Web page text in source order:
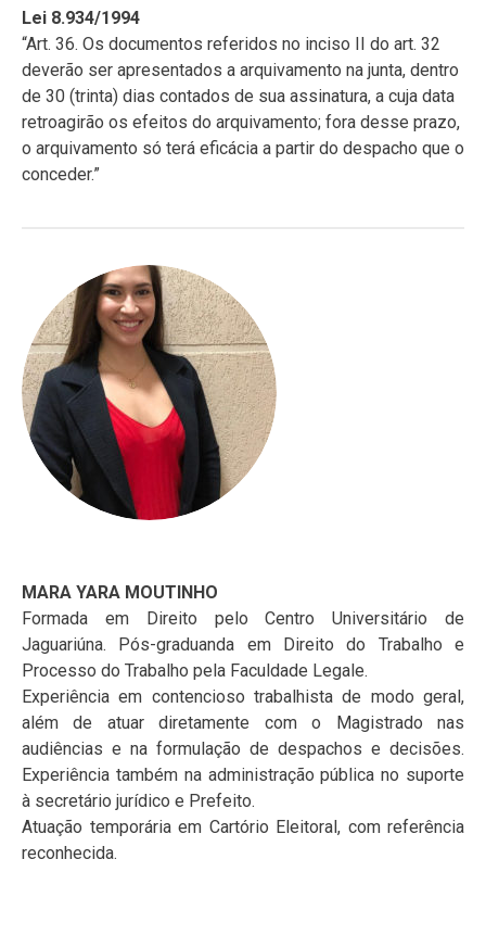
Lei 8.934/1994
“Art. 36. Os documentos referidos no inciso II do art. 32
deverão ser apresentados a arquivamento na junta, dentro
de 30 (trinta) dias contados de sua assinatura, a cuja data
retroagirão os efeitos do arquivamento; fora desse prazo,
o arquivamento só terá eficácia a partir do despacho que o
conceder.”
MARA YARA MOUTINHO
Formada em Direito pelo Centro Universitário de
Jaguariúna. Pós-graduanda em Direito do Trabalho e
Processo do Trabalho pela Faculdade Legale.
Experiência em contencioso trabalhista de modo geral,
além de atuar diretamente com o Magistrado nas
audiências e na formulação de despachos e decisões.
Experiência também na administração pública no suporte
à secretário jurídico e Prefeito.
Atuação temporária em Cartório Eleitoral, com referência
reconhecida.